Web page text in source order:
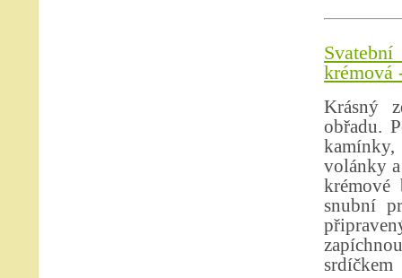
krémová
Krásný
obřadu.
kamínky,
volánky
krémové
snubní